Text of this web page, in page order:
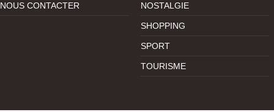
NOUS CONTACTER NOSTALGIE
SHOPPING
SPORT
TOURISME